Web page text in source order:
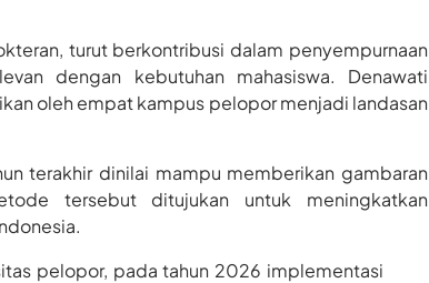
turut berkontribusi dalam penyempurnaan
dengan kebutuhan mahasiswa. Denawati
oleh empat kampus pelopor menjadi landasan
terakhir dinilai mampu memberikan gambaran
tersebut ditujukan untuk meningkatkan
pelopor, pada tahun 2026 implementasi